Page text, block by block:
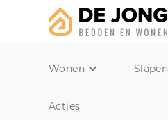
Wonen Slapen
Acties